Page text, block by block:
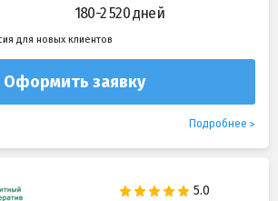
180-2 520 дней
для новых клиентов
Оформить заявку
Подробнее